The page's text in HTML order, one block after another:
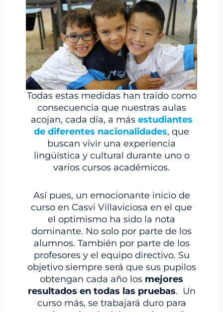
Todas estas medidas han traído como
consecuencia que nuestras aulas
acojan, cada día, a más estudiantes
de diferentes nacionalidades, que
buscan vivir una experiencia
lingüística y cultural durante uno o
varios cursos académicos.
Así pues, un emocionante inicio de
curso en Casvi Villaviciosa en el que
el optimismo ha sido la nota
dominante. No solo por parte de los
alumnos. También por parte de los
profesores y el equipo directivo. Su
objetivo siempre será que sus pupilos
obtengan cada año los mejores
resultados en todas las pruebas. Un
curso más, se trabajará duro para